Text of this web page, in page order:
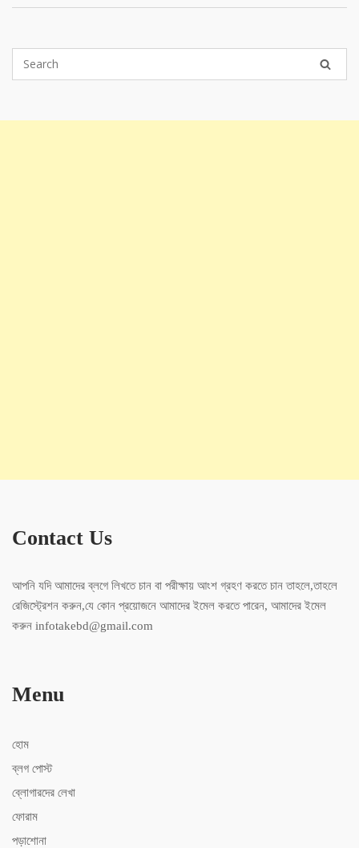
Contact Us
আপনি যদি আমাদের ব্লগে লিখতে চান বা পরীক্ষায় আংশ গ্রহণ করতে চান তাহলে,তাহলে
রেজিস্ট্রেশন করুন,যে কোন প্রয়োজনে আমাদের ইমেল করতে পারেন, আমাদের ইমেল
করুন infotakebd@gmail.com
Menu
হোম
ব্লগ পোস্ট
ব্লোগারদের লেখা
ফোরাম
পড়াশোনা